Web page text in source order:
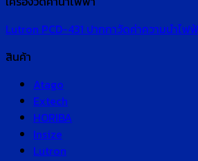
Lutron PCD-431 ปากกาวัดค่าความนำไฟ
สินค้า
Atago
Extech
HORIBA
Insize
Lutron